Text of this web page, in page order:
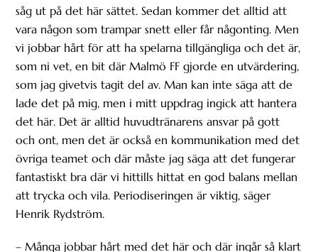
såg ut på det här sättet. Sedan kommer det alltid att
vara någon som trampar snett eller får någonting. Men
vi jobbar hårt för att ha spelarna tillgängliga och det är,
som ni vet, en bit där Malmö FF gjorde en utvärdering,
som jag givetvis tagit del av. Man kan inte säga att de
lade det på mig, men i mitt uppdrag ingick att hantera
det här. Det är alltid huvudtränarens ansvar på gott
och ont, men det är också en kommunikation med det
övriga teamet och där måste jag säga att det fungerar
fantastiskt bra där vi hittills hittat en god balans mellan
att trycka och vila. Periodiseringen är viktig, säger
Henrik Rydström.
– Många jobbar hårt med det här och där ingår så klart